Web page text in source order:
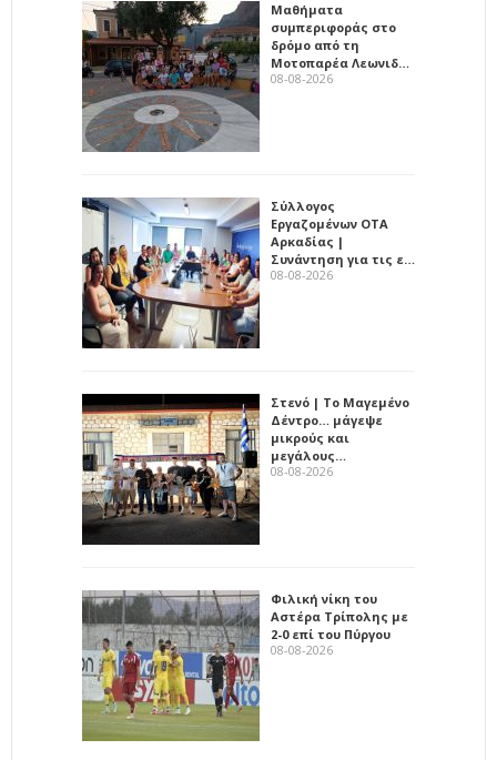
Μαθήματα
συμπεριφοράς στο
δρόμο από τη
Μοτοπαρέα Λεωνιδ…
08-08-2026
Σύλλογος
Εργαζομένων ΟΤΑ
Αρκαδίας |
Συνάντηση για τις ε…
08-08-2026
Στενό | Το Μαγεμένο
Δέντρο… μάγεψε
μικρούς και
μεγάλους…
08-08-2026
Φιλική νίκη του
Αστέρα Τρίπολης με
2-0 επί του Πύργου
08-08-2026